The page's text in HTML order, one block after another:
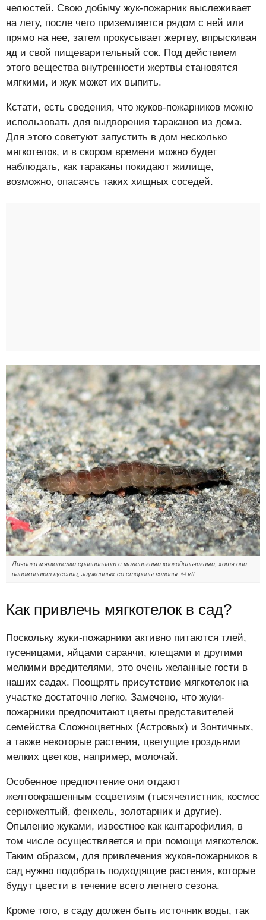
челюстей. Свою добычу жук-пожарник выслеживает
на лету, после чего приземляется рядом с ней или
прямо на нее, затем прокусывает жертву, впрыскивая
яд и свой пищеварительный сок. Под действием
этого вещества внутренности жертвы становятся
мягкими, и жук может их выпить.
Кстати, есть сведения, что жуков-пожарников можно
использовать для выдворения тараканов из дома.
Для этого советуют запустить в дом несколько
мягкотелок, и в скором времени можно будет
наблюдать, как тараканы покидают жилище,
возможно, опасаясь таких хищных соседей.
Личинки мягкотелки сравнивают с маленькими крокодильчиками, хотя они
напоминают гусениц, зауженных со стороны головы. © vfl
Как привлечь мягкотелок в сад?
Поскольку жуки-пожарники активно питаются тлей,
гусеницами, яйцами саранчи, клещами и другими
мелкими вредителями, это очень желанные гости в
наших садах. Поощрять присутствие мягкотелок на
участке достаточно легко. Замечено, что жуки-
пожарники предпочитают цветы представителей
семейства Сложноцветных (Астровых) и Зонтичных,
а также некоторые растения, цветущие гроздьями
мелких цветков, например, молочай.
Особенное предпочтение они отдают
желтоокрашенным соцветиям (тысячелистник, космос
серножелтый, фенхель, золотарник и другие).
Опыление жуками, известное как кантарофилия, в
том числе осуществляется и при помощи мягкотелок.
Таким образом, для привлечения жуков-пожарников в
сад нужно подобрать подходящие растения, которые
будут цвести в течение всего летнего сезона.
Кроме того, в саду должен быть источник воды, так